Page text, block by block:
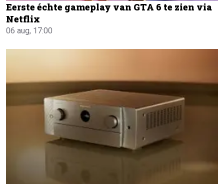
Eerste échte gameplay van GTA 6 te zien via
Netflix
06 aug, 17:00